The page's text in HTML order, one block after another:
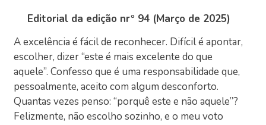
Editorial da edição nrº 94 (Março de 2025)
A excelência é fácil de reconhecer. Difícil é apontar,
escolher, dizer “este é mais excelente do que
aquele”. Confesso que é uma responsabilidade que,
pessoalmente, aceito com algum desconforto.
Quantas vezes penso: “porquê este e não aquele”?
Felizmente, não escolho sozinho, e o meu voto